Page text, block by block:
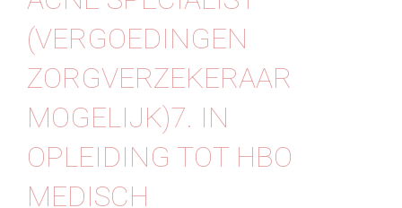
(VERGOEDINGEN
ZORGVERZEKERAAR
MOGELIJK)7. IN
OPLEIDING TOT HBO
MEDISCH